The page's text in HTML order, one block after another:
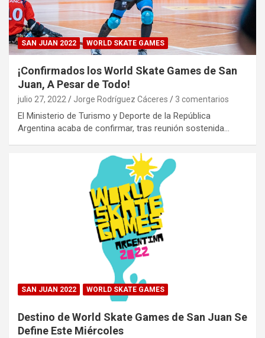
SAN JUAN 2022 WORLD SKATE GAMES
¡Confirmados los World Skate Games de San
Juan, A Pesar de Todo!
julio 27, 2022 Jorge Rodríguez Cáceres 3 comentarios
El Ministerio de Turismo y Deporte de la República
Argentina acaba de confirmar, tras reunión sostenida…
SAN JUAN 2022 WORLD SKATE GAMES
Destino de World Skate Games de San Juan Se
Define Este Miércoles